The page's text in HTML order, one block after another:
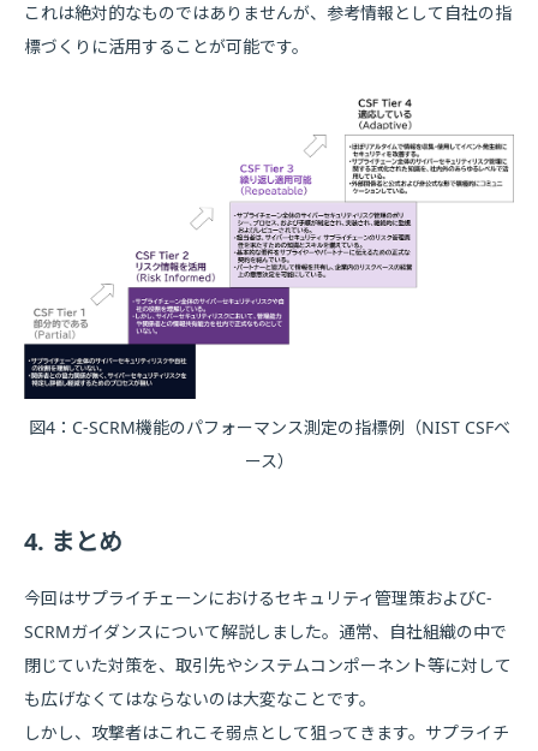
これは絶対的なものではありませんが、参考情報として自社の指
標づくりに活用することが可能です。
図4：C-SCRM機能のパフォーマンス測定の指標例（NIST CSFベ
ース）
4. まとめ
今回はサプライチェーンにおけるセキュリティ管理策およびC-
SCRMガイダンスについて解説しました。通常、自社組織の中で
閉じていた対策を、取引先やシステムコンポーネント等に対して
も広げなくてはならないのは大変なことです。
しかし、攻撃者はこれこそ弱点として狙ってきます。サプライチ